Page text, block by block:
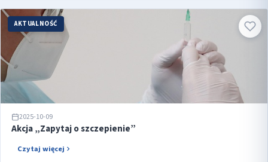
AKTUALNOŚĆ
2025-10-09
Akcja „Zapytaj o szczepienie”
Czytaj więcej